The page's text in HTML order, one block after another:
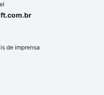
de imprensa